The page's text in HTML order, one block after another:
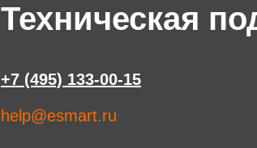
help@esmart.ru
+7 (495) 133-00-15
Техническая